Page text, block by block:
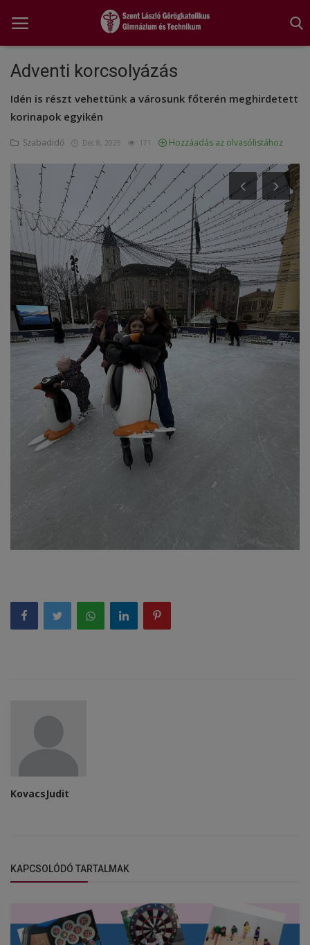
Főoldal
Diákönkormányzat
Egészségnevelés
Hitélet
Igazgatói köszöntő
Iskolánk
Ünnepeink
Képzéseink
Pályázatok
Dokumentumok
Menza
OM azonosító:203167 Tel.:(52)
mail:szentlaszlodebrecen@gmail.c
om Cím:Debrecen, Thomas Mann
utca 16.
E-Napló
Adventi korcsolyázás
Idén is részt vehettünk a városunk főterén meghirdetett
korinapok egyikén
Szabadidő Dec 8, 2025 171 Hozzáadás az olvasólistához
KovacsJudit
KAPCSOLÓDÓ TARTALMAK